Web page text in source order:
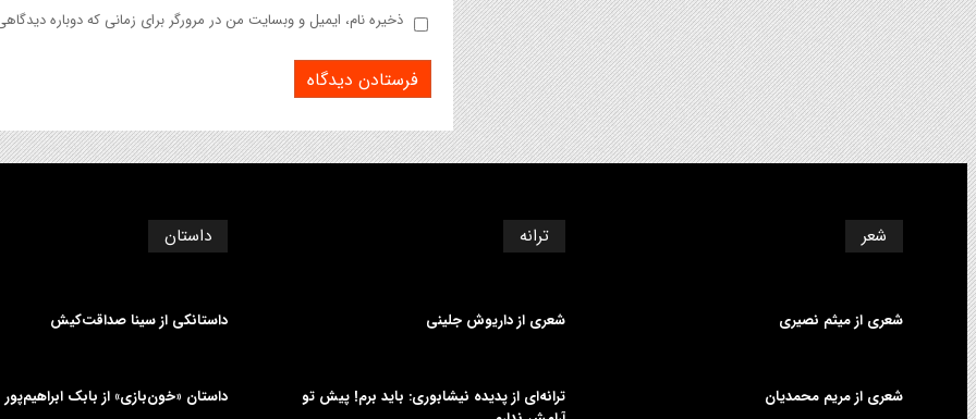
ذخیره نام، ایمیل و وبسایت من در مرورگر برای زمانی که دوباره
شعر
شعری از میثم نصیری
شعری از مریم محمدیان
ترانه
شعری از داریوش جلینی
ترانه‌ای از پدیده نیشابوری: باید برم! پیش تو
داستان
داستانکی از سینا صداقت‌کیش
داستان «خون‌بازی» از بابک ابراهیم‌پور